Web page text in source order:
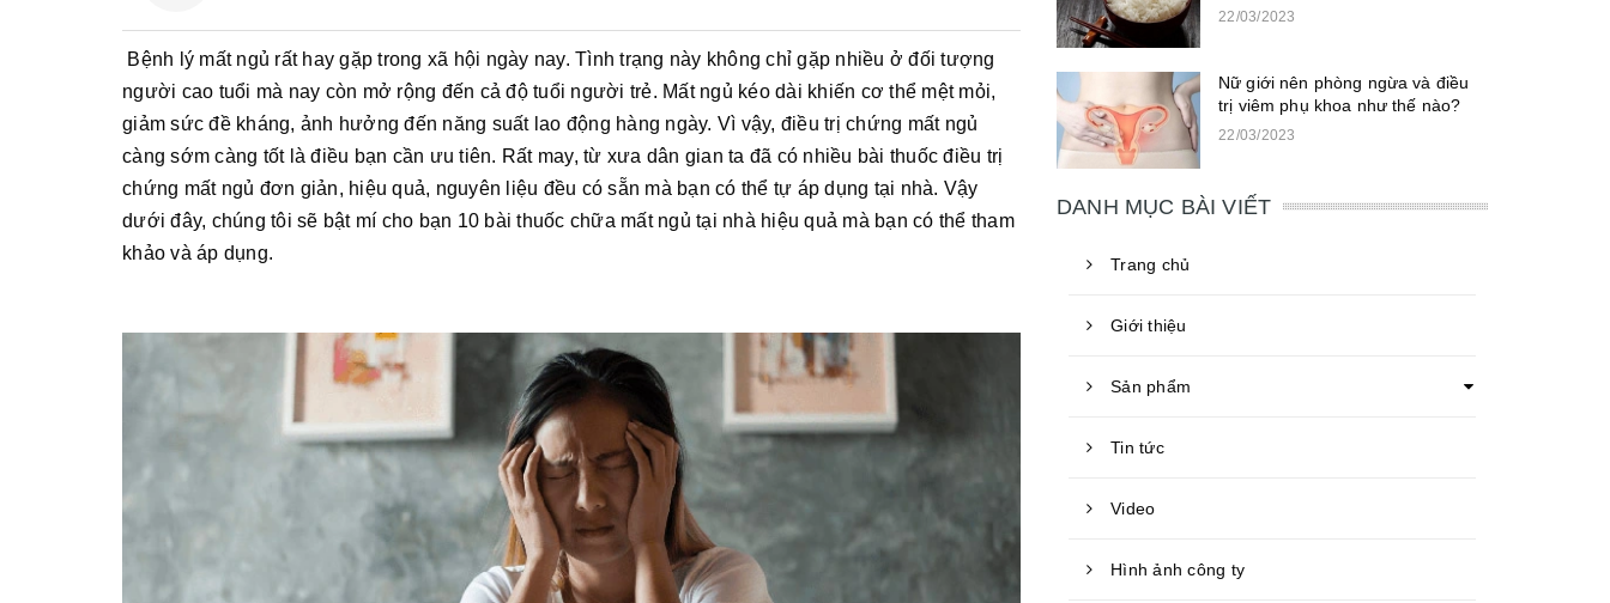
Bệnh lý mất ngủ rất hay gặp trong xã hội ngày nay. Tình trạng này không chỉ gặp nhiều ở đối tượng
người cao tuổi mà nay còn mở rộng đến cả độ tuổi người trẻ. Mất ngủ kéo dài khiến cơ thể mệt mỏi,
giảm sức đề kháng, ảnh hưởng đến năng suất lao động hàng ngày. Vì vậy, điều trị chứng mất ngủ
càng sớm càng tốt là điều bạn cần ưu tiên. Rất may, từ xưa dân gian ta đã có nhiều bài thuốc điều trị
chứng mất ngủ đơn giản, hiệu quả, nguyên liệu đều có sẵn mà bạn có thể tự áp dụng tại nhà. Vậy
dưới đây, chúng tôi sẽ bật mí cho bạn 10 bài thuốc chữa mất ngủ tại nhà hiệu quả mà bạn có thể tham
khảo và áp dụng.
22/03/2023
Nữ giới nên phòng ngừa và điều
trị viêm phụ khoa như thế nào?
22/03/2023
DANH MỤC BÀI VIẾT
Trang chủ
Giới thiệu
Sản phẩm
Tin tức
Video
Hình ảnh công ty